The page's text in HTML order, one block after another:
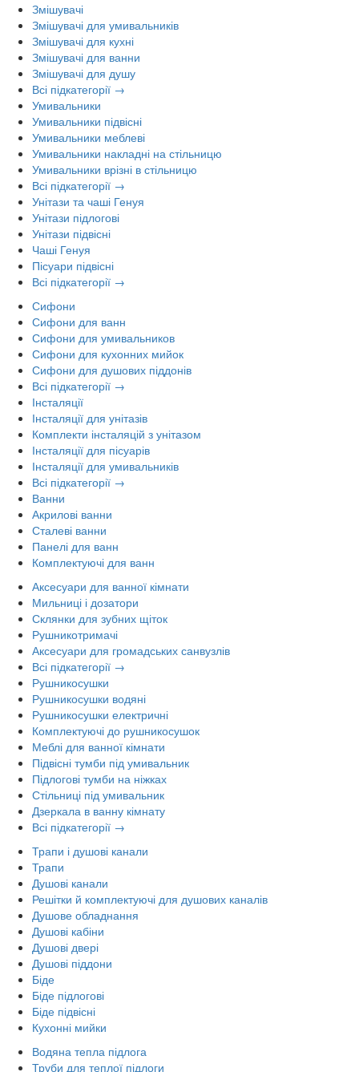
Змішувачі
Змішувачі для умивальників
Змішувачі для кухні
Змішувачі для ванни
Змішувачі для душу
Всі підкатегорії →
Умивальники
Умивальники підвісні
Умивальники меблеві
Умивальники накладні на стільницю
Умивальники врізні в стільницю
Всі підкатегорії →
Унітази та чаші Генуя
Унітази підлогові
Унітази підвісні
Чаші Генуя
Пісуари підвісні
Всі підкатегорії →
Сифони
Сифони для ванн
Сифони для умивальников
Сифони для кухонних мийок
Сифони для душових піддонів
Всі підкатегорії →
Інсталяції
Інсталяції для унітазів
Комплекти інсталяцій з унітазом
Інсталяції для пісуарів
Інсталяції для умивальників
Всі підкатегорії →
Ванни
Акрилові ванни
Сталеві ванни
Панелі для ванн
Комплектуючі для ванн
Аксесуари для ванної кімнати
Мильниці і дозатори
Склянки для зубних щіток
Рушникотримачі
Аксесуари для громадських санвузлів
Всі підкатегорії →
Рушникосушки
Рушникосушки водяні
Рушникосушки електричні
Комплектуючі до рушникосушок
Меблі для ванної кімнати
Підвісні тумби під умивальник
Підлогові тумби на ніжках
Стільниці під умивальник
Дзеркала в ванну кімнату
Всі підкатегорії →
Трапи і душові канали
Трапи
Душові канали
Решітки й комплектуючі для душових каналів
Душове обладнання
Душові кабіни
Душові двері
Душові піддони
Біде
Біде підлогові
Біде підвісні
Кухонні мийки
Водяна тепла підлога
Труби для теплої підлоги